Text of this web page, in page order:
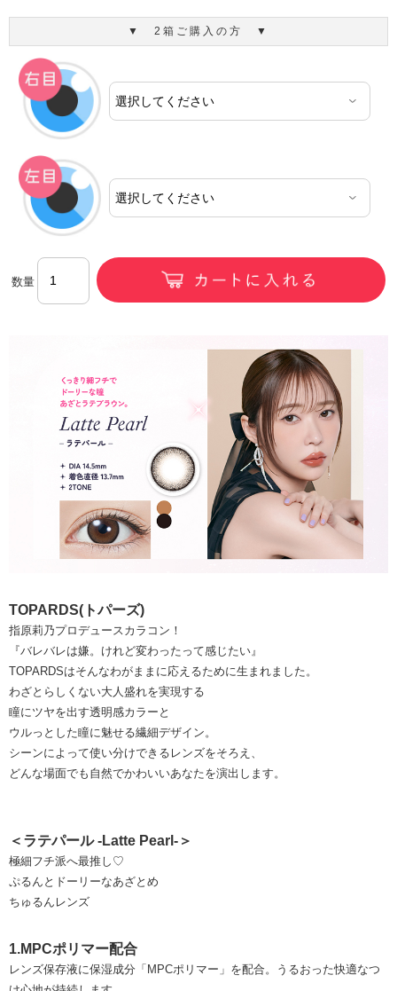
▼ 2箱ご購入の方 ▼
数量
TOPARDS(トパーズ)
指原莉乃プロデュースカラコン！
『バレバレは嫌。けれど変わったって感じたい』
TOPARDSはそんなわがままに応えるために生まれました。
わざとらしくない大人盛れを実現する
瞳にツヤを出す透明感カラーと
ウルっとした瞳に魅せる繊細デザイン。
シーンによって使い分けできるレンズをそろえ、
どんな場面でも自然でかわいいあなたを演出します。
＜ラテパール -Latte Pearl-＞
極細フチ派へ最推し♡
ぷるんとドーリーなあざとめ
ちゅるんレンズ
1.MPCポリマー配合
レンズ保存液に保湿成分「MPCポリマー」を配合。うるおった快適なつ